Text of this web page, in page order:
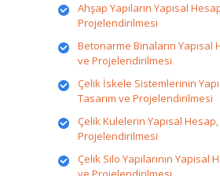
Ahşap Yapıların Yapısal
Projelendirilmesi
Betonarme Binaların Yapısal
ve Projelendirilmesi
Çelik İskele Sistemlerinin
Tasarım ve Projelendirilmesi
Çelik Kulelerin Yapısal Hesap,
Projelendirilmesi
Çelik Silo Yapılarının Yapısal